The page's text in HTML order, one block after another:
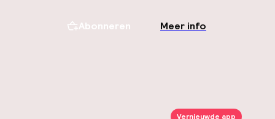
Abonneren Meer info
Vernieuwde app